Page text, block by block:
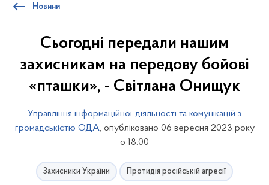
Новини
Сьогодні передали нашим
захисникам на передову бойові
«пташки», - Світлана Онищук
Управління інформаційної діяльності та комунікацій з
громадськістю ОДА, опубліковано 06 вересня 2023 року
о 18:00
Захисники України Протидія російській агресії